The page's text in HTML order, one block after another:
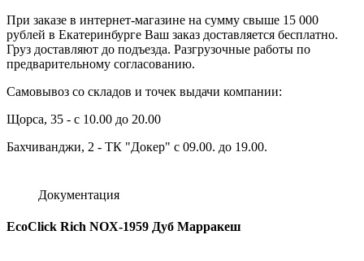
При заказе в интернет-магазине на сумму свыше 15 000
рублей в Екатеринбурге Ваш заказ доставляется бесплатно.
Груз доставляют до подъезда. Разгрузочные работы по
предварительному согласованию.
Самовывоз со складов и точек выдачи компании:
Щорса, 35 - с 10.00 до 20.00
Бахчиванджи, 2 - ТК "Докер" с 09.00. до 19.00.
Документация
EcoClick Rich NOX-1959 Дуб Марракеш